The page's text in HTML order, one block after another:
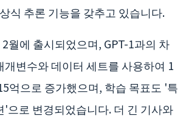
식 추론 기능을 갖추고 있습니다.
월에 출시되었으며, GPT-1과의 차
개변수와 데이터 세트를 사용하여 1
억으로 증가했으며, 학습 목표도 '특
'으로 변경되었습니다. 더 긴 기사와